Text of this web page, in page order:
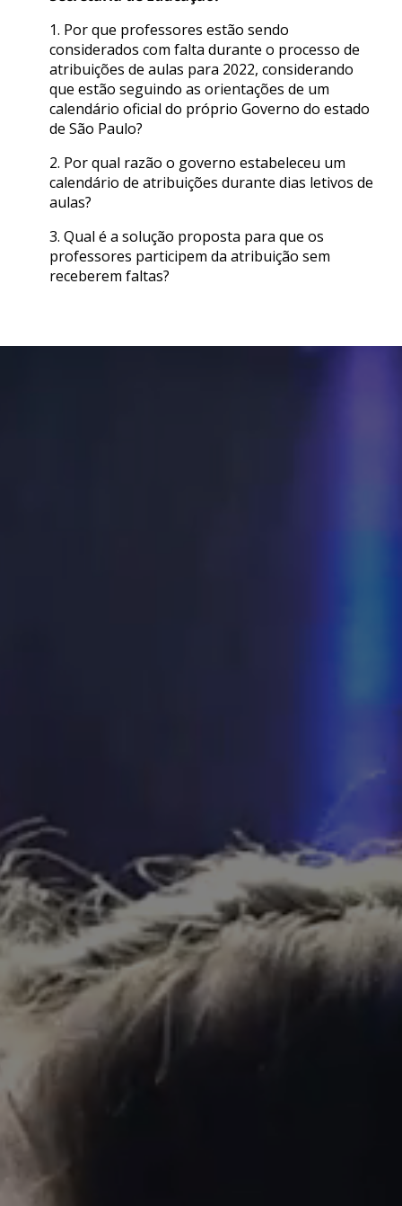
1. Por que professores estão sendo
considerados com falta durante o processo de
atribuições de aulas para 2022, considerando
que estão seguindo as orientações de um
calendário oficial do próprio Governo do estado
de São Paulo?
2. Por qual razão o governo estabeleceu um
calendário de atribuições durante dias letivos de
aulas?
3. Qual é a solução proposta para que os
professores participem da atribuição sem
receberem faltas?